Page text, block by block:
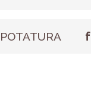
POTATURA